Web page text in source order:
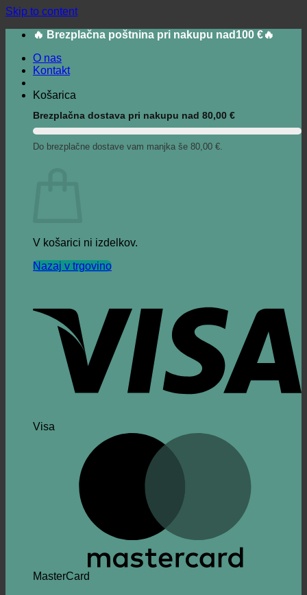
Skip to content
🔥 Brezplačna poštnina pri nakupu nad100 €🔥
O nas
Kontakt
Košarica
Brezplačna dostava pri nakupu nad 80,00 €
Do brezplačne dostave vam manjka še 80,00 €.
V košarici ni izdelkov.
Nazaj v trgovino
Visa
MasterCard